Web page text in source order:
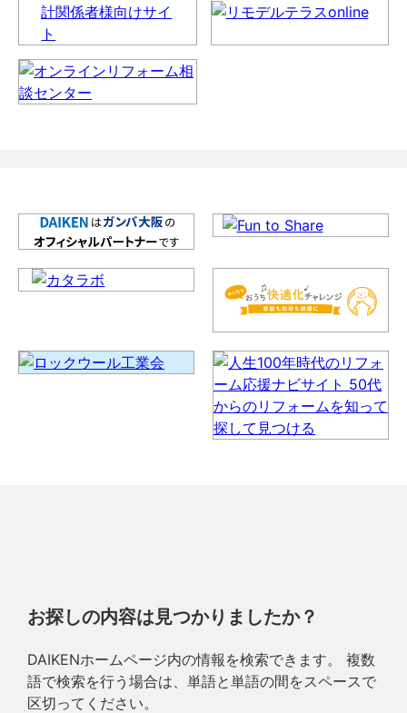
お探しの内容は見つかりましたか？
DAIKENホームページ内の情報を検索できます。 複数
語で検索を行う場合は、単語と単語の間をスペースで
区切ってください。